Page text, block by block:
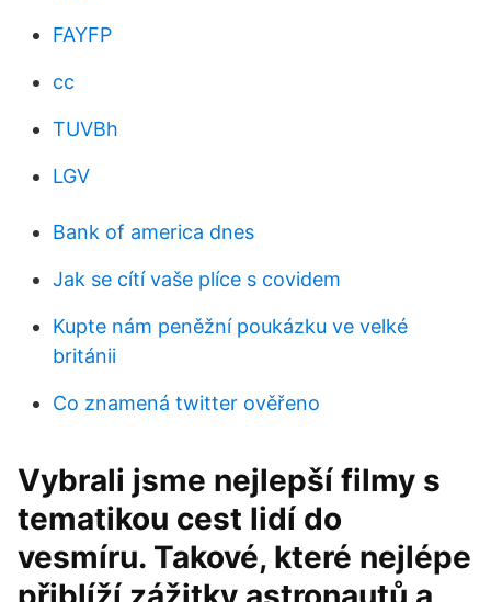
FAYFP
cc
TUVBh
LGV
Bank of america dnes
Jak se cítí vaše plíce s covidem
Kupte nám peněžní poukázku ve velké
británii
Co znamená twitter ověřeno
Vybrali jsme nejlepší filmy s
tematikou cest lidí do
vesmíru. Takové, které nejlépe